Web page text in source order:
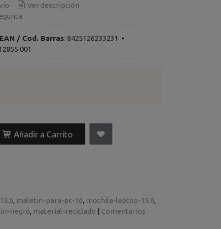
Ver descripción
/ Cod. Barras: 8425126233231 •
001
Añadir a Carrito
maletin-para-pc-16 mochila-laptop-15.6
negro material-reciclado | Comentarios